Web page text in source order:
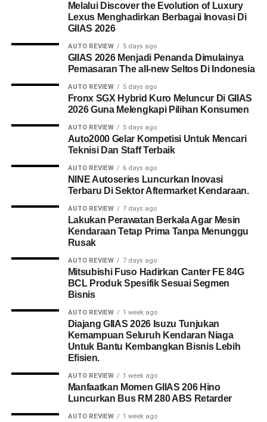
Melalui Discover the Evolution of Luxury
Lexus Menghadirkan Berbagai Inovasi Di
GIIAS 2026
AUTO REVIEW 5 days ago
GIIAS 2026 Menjadi Penanda Dimulainya
Pemasaran The all-new Seltos Di Indonesia
AUTO REVIEW 5 days ago
Fronx SGX Hybrid Kuro Meluncur Di GIIAS
2026 Guna Melengkapi Pilihan Konsumen
AUTO REVIEW 5 days ago
Auto2000 Gelar Kompetisi Untuk Mencari
Teknisi Dan Staff Terbaik
AUTO REVIEW 6 days ago
NINE Autoseries Luncurkan Inovasi
Terbaru Di Sektor Aftermarket Kendaraan.
AUTO REVIEW 7 days ago
Lakukan Perawatan Berkala Agar Mesin
Kendaraan Tetap Prima Tanpa Menunggu
Rusak
AUTO REVIEW 7 days ago
Mitsubishi Fuso Hadirkan Canter FE 84G
BCL Produk Spesifik Sesuai Segmen
Bisnis
AUTO REVIEW 1 week ago
Diajang GIIAS 2026 Isuzu Tunjukan
Kemampuan Seluruh Kendaran Niaga
Untuk Bantu Kembangkan Bisnis Lebih
Efisien.
AUTO REVIEW 1 week ago
Manfaatkan Momen GIIAS 206 Hino
Luncurkan Bus RM 280 ABS Retarder
AUTO REVIEW 1 week ago